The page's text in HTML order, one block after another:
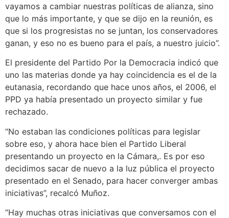
vayamos a cambiar nuestras políticas de alianza, sino
que lo más importante, y que se dijo en la reunión, es
que si los progresistas no se juntan, los conservadores
ganan, y eso no es bueno para el país, a nuestro juicio”.
El presidente del Partido Por la Democracia indicó que
uno las materias donde ya hay coincidencia es el de la
eutanasia, recordando que hace unos años, el 2006, el
PPD ya había presentado un proyecto similar y fue
rechazado.
“No estaban las condiciones políticas para legislar
sobre eso, y ahora hace bien el Partido Liberal
presentando un proyecto en la Cámara,. Es por eso
decidimos sacar de nuevo a la luz pública el proyecto
presentado en el Senado, para hacer converger ambas
iniciativas”, recalcó Muñoz.
“Hay muchas otras iniciativas que conversamos con el